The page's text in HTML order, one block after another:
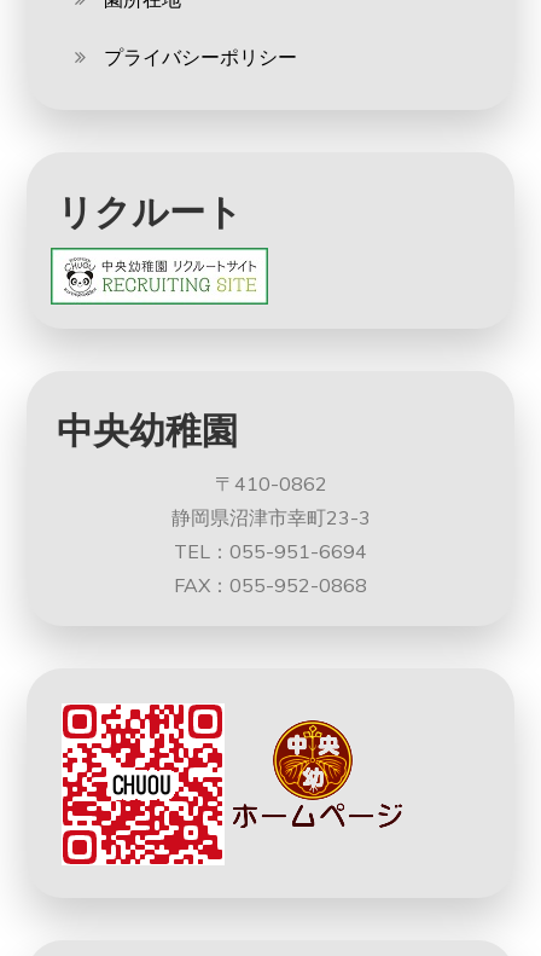
プライバシーポリシー
リクルート
中央幼稚園
〒410-0862
静岡県沼津市幸町23-3
TEL：055-951-6694
FAX：055-952-0868